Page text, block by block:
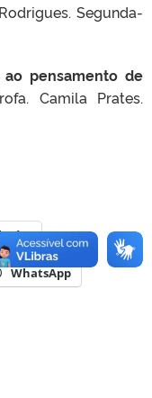
Segunda-
ao pensamento de
Camila Prates.
WhatsApp